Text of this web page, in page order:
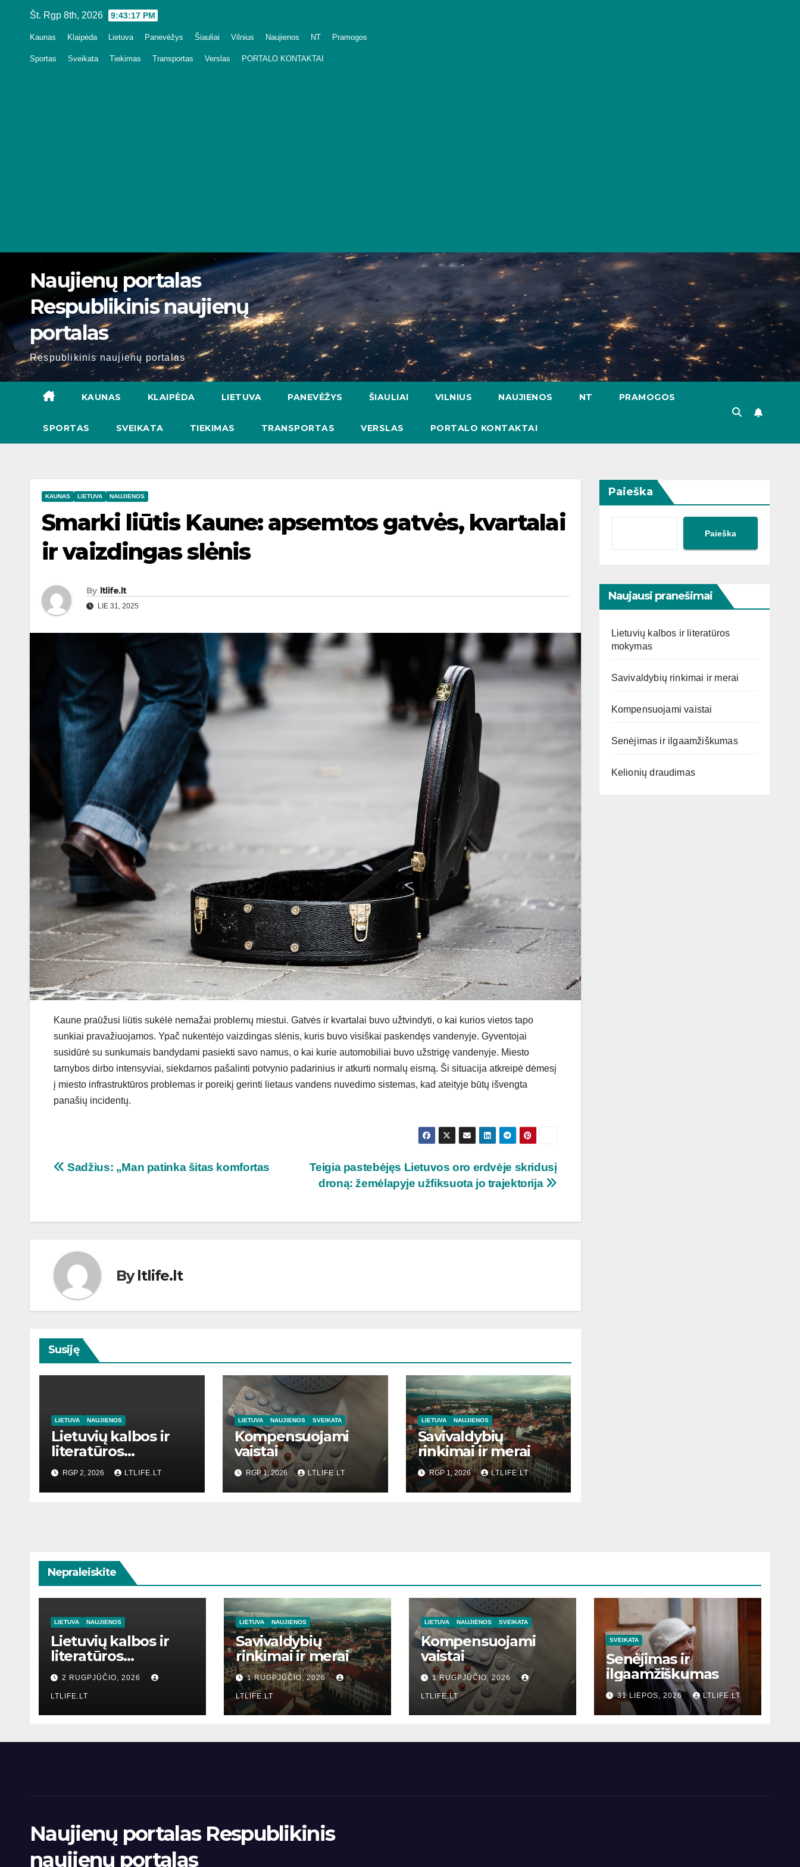
Št. Rgp 8th, 2026 9:43:18 PM
Kaunas Klaipėda Lietuva Panevėžys Šiauliai Vilnius Naujienos NT Pramogos
Sportas Sveikata Tiekimas Transportas Verslas PORTALO KONTAKTAI
Naujienų portalas
Respublikinis naujienų
portalas
Respublikinis naujienų portalas
KAUNAS KLAIPĖDA LIETUVA PANEVĖŽYS ŠIAULIAI VILNIUS NAUJIENOS NT PRAMOGOS
SPORTAS SVEIKATA TIEKIMAS TRANSPORTAS VERSLAS PORTALO KONTAKTAI
KAUNAS LIETUVA NAUJIENOS
Smarki liūtis Kaune: apsemtos gatvės, kvartalai
ir vaizdingas slėnis
By ltlife.lt
LIE 31, 2025
Kaune praūžusi liūtis sukėlė nemažai problemų miestui. Gatvės ir kvartalai buvo užtvindyti, o kai kurios vietos tapo
sunkiai pravažiuojamos. Ypač nukentėjo vaizdingas slėnis, kuris buvo visiškai paskendęs vandenyje. Gyventojai
susidūrė su sunkumais bandydami pasiekti savo namus, o kai kurie automobiliai buvo užstrigę vandenyje. Miesto
tarnybos dirbo intensyviai, siekdamos pašalinti potvynio padarinius ir atkurti normalų eismą. Ši situacija atkreipė dėmesį
į miesto infrastruktūros problemas ir poreikį gerinti lietaus vandens nuvedimo sistemas, kad ateityje būtų išvengta
panašių incidentų.
Navigacija
įrašų
Teigia pastebėjęs Lietuvos oro erdvėje skridusį
droną: žemėlapyje užfiksuota jo trajektorija
Sadžius: „Man patinka šitas komfortas
Byltlife.lt
Susiję
LIETUVA NAUJIENOS
Lietuvių kalbos ir
literatūros
mokymas
RGP 2, 2026 LTLIFE.LT
LIETUVA NAUJIENOS SVEIKATA
Kompensuojami
vaistai
RGP 1, 2026 LTLIFE.LT
LIETUVA NAUJIENOS
Savivaldybių
rinkimai ir merai
RGP 1, 2026 LTLIFE.LT
Paieška
Paieška
Naujausi pranešimai
Lietuvių kalbos ir literatūros
mokymas
Savivaldybių rinkimai ir merai
Kompensuojami vaistai
Senėjimas ir ilgaamžiškumas
Kelionių draudimas
Nepraleiskite
LIETUVA NAUJIENOS
Lietuvių kalbos ir
literatūros
mokymas
2 RUGPJŪČIO, 2026
LTLIFE.LT
LIETUVA NAUJIENOS
Savivaldybių
rinkimai ir merai
1 RUGPJŪČIO, 2026
LTLIFE.LT
LIETUVA NAUJIENOS SVEIKATA
Kompensuojami
vaistai
1 RUGPJŪČIO, 2026
LTLIFE.LT
SVEIKATA
Senėjimas ir
ilgaamžiškumas
31 LIEPOS, 2026 LTLIFE.LT
Naujienų portalas Respublikinis
naujienų portalas